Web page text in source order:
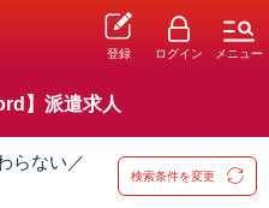
登録 ログイン メニュー
】派遣求人
らない／
検索条件を変更